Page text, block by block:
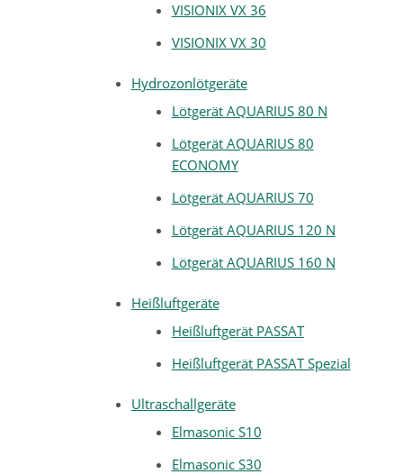
VISIONIX VX 36
VISIONIX VX 30
Hydrozonlötgeräte
Lötgerät AQUARIUS 80 N
Lötgerät AQUARIUS 80
ECONOMY
Lötgerät AQUARIUS 70
Lötgerät AQUARIUS 120 N
Lötgerät AQUARIUS 160 N
Heißluftgeräte
Heißluftgerät PASSAT
Heißluftgerät PASSAT Spezial
Ultraschallgeräte
Elmasonic S10
Elmasonic S30